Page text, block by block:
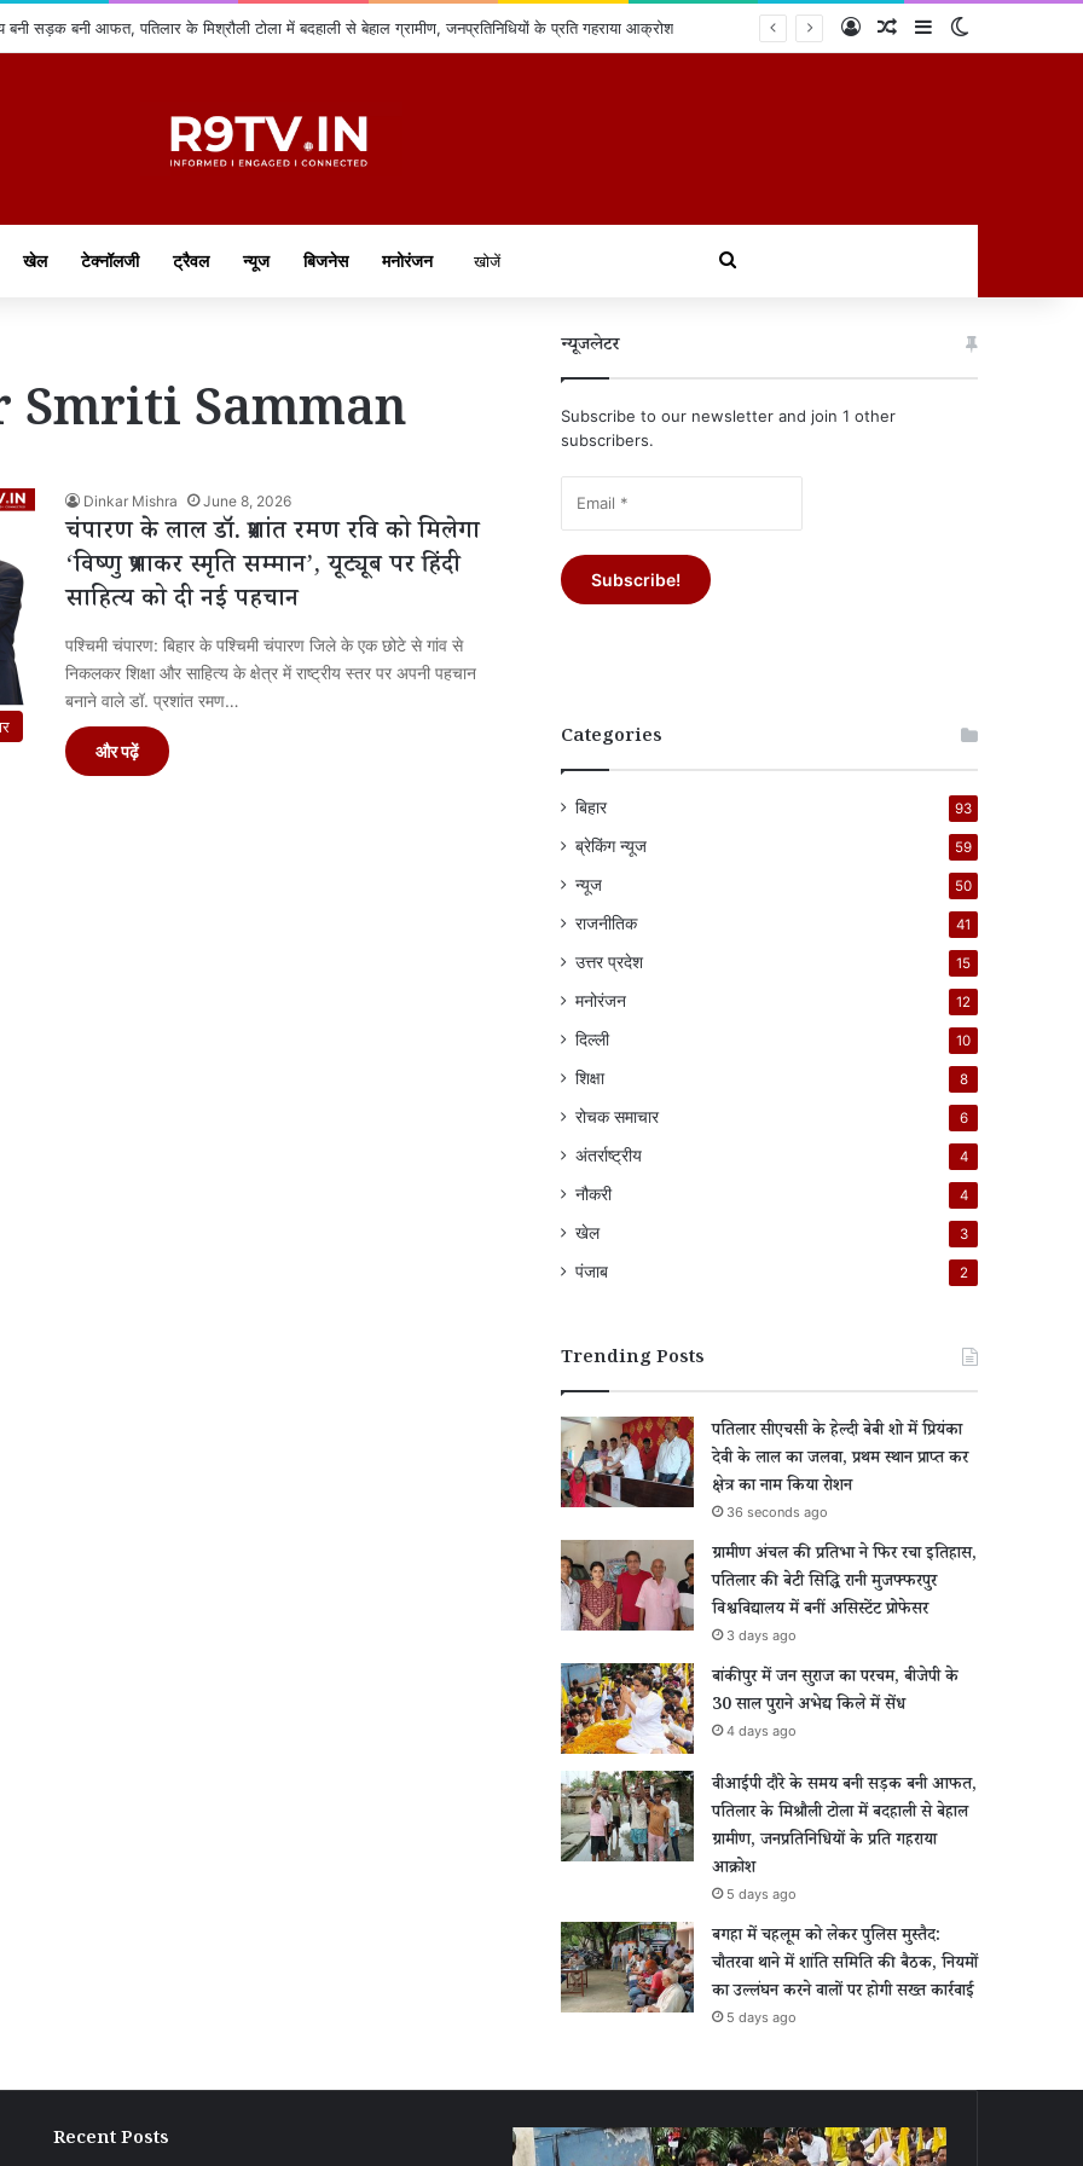
सड़क बनी आफत, पतिलार के मिश्रौली टोला में बदहाली से बेहाल ग्रामीण, जनप्रतिनिधियों के प्रति गहराया आक्रोश Log InRandom Article
Sidebar
खेल टेक्नॉलजी ट्रैवल न्यूज बिजनेस मनोरंजन खोजें
Smriti Samman
Dinkar Mishra June 8, 2026
चंपारण के लाल डॉ. प्रशांत रमण रवि को मिलेगा
‘विष्णु प्रभाकर स्मृति सम्मान’, यूट्यूब पर हिंदी
साहित्य को दी नई पहचान
पश्चिमी चंपारण: बिहार के पश्चिमी चंपारण जिले के एक छोटे से गांव से
निकलकर शिक्षा और साहित्य के क्षेत्र में राष्ट्रीय स्तर पर अपनी पहचान
बनाने वाले डॉ. प्रशांत रमण…
और पढ़ें
न्यूजलेटर
Subscribe to our newsletter and join 1 other
subscribers.
Categories
बिहार 93
ब्रेकिंग न्यूज 59
न्यूज 50
राजनीतिक 41
उत्तर प्रदेश 15
मनोरंजन 12
दिल्ली 10
शिक्षा 8
रोचक समाचार 6
अंतर्राष्ट्रीय 4
नौकरी 4
खेल 3
पंजाब 2
Trending Posts
पतिलार सीएचसी के हेल्दी बेबी शो में प्रियंका
देवी के लाल का जलवा, प्रथम स्थान प्राप्त कर
क्षेत्र का नाम किया रोशन
36 seconds ago
ग्रामीण अंचल की प्रतिभा ने फिर रचा इतिहास,
पतिलार की बेटी सिद्धि रानी मुजफ्फरपुर
विश्वविद्यालय में बनीं असिस्टेंट प्रोफेसर
3 days ago
बांकीपुर में जन सुराज का परचम, बीजेपी के
30 साल पुराने अभेद्य किले में सेंध
4 days ago
वीआईपी दौरे के समय बनी सड़क बनी आफत,
पतिलार के मिश्रौली टोला में बदहाली से बेहाल
ग्रामीण, जनप्रतिनिधियों के प्रति गहराया
आक्रोश
5 days ago
बगहा में चहलूम को लेकर पुलिस मुस्तैद:
चौतरवा थाने में शांति समिति की बैठक, नियमों
का उल्लंघन करने वालों पर होगी सख्त कार्रवाई
5 days ago
Recent Posts
ग्रामीण
बांकीपुर